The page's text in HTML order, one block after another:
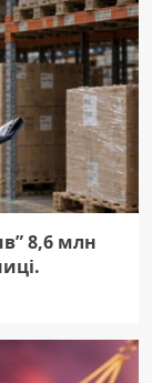
8,6 млн